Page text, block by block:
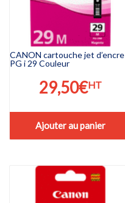
CANON cartouche jet d’encre
PG i 29 Couleur
29,50€HT
Ajouter au panier